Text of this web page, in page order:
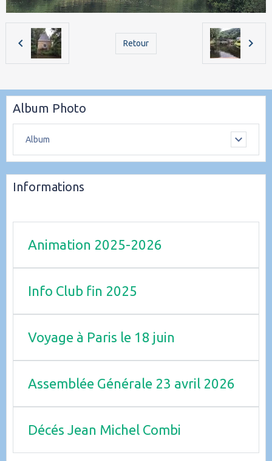
Retour
Album Photo
Album
Informations
Animation 2025-2026
Info Club fin 2025
Voyage à Paris le 18 juin
Assemblée Générale 23 avril 2026
Décés Jean Michel Combi